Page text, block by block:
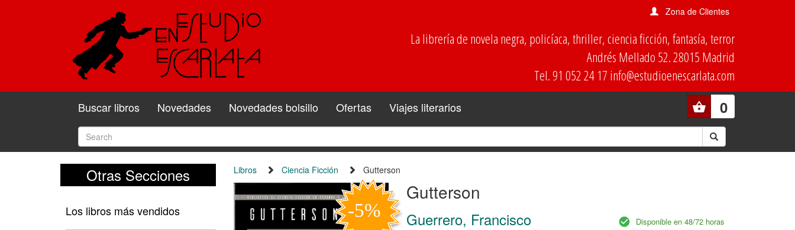
Zona de Clientes
La librería de novela negra, policíaca, thriller, ciencia ficción, fantasía, terror
Andrés Mellado 52. 28015 Madrid
Tel. 91 052 24 17 info@estudioenescarlata.com
0
Buscar libros Novedades Novedades bolsillo Ofertas Viajes literarios
Otras Secciones
Los libros más vendidos
Libros Ciencia Ficción Gutterson
Gutterson
Guerrero, Francisco Disponible en 48/72 horas